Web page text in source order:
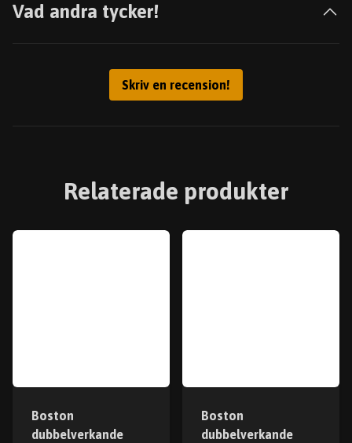
Vad andra tycker!
Skriv en recension!
Relaterade produkter
Boston
dubbelverkande
Boston
dubbelverkande